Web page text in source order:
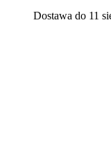
Dostawa do 11